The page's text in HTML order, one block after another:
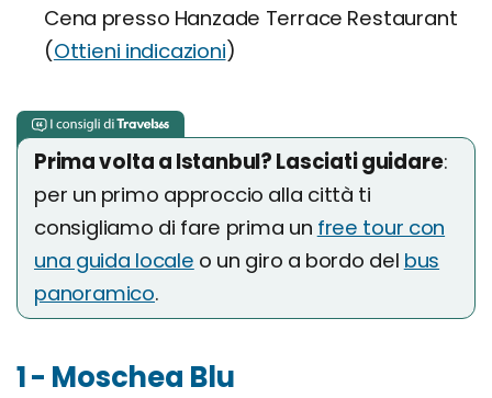
Cena presso Hanzade Terrace Restaurant
(Ottieni indicazioni)
Prima volta a Istanbul? Lasciati guidare:
per un primo approccio alla città ti
consigliamo di fare prima un free tour con
una guida locale o un giro a bordo del bus
panoramico.
1 - Moschea Blu